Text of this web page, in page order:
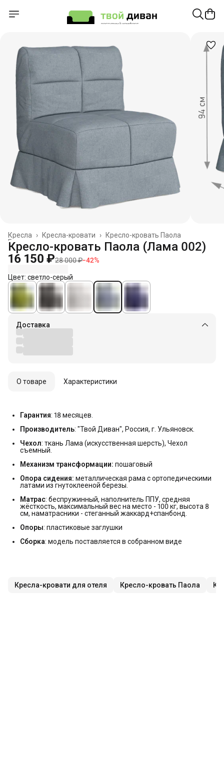
Кресло-кровать Паола
Кресла-кровати ›
Кресла
›
Главная
Кресло-кровать Паола (Лама 002)
16 150 ₽28 000 ₽−42%
Цвет: светло-серый
Доставка
О товаре Характеристики
Гарантия: 18 месяцев.
Производитель: "Твой Диван", Россия, г. Ульяновск.
Чехол: ткань Лама (искусственная шерсть), Чехол
съемный.
Механизм трансформации: пошаговый
Опора сидения: металлическая рама с ортопедическими
латами из гнутоклееной березы.
Матрас: беспружинный, наполнитель ППУ, средняя
жёсткость, максимальный вес на место - 100 кг, высота 8
см, наматрасники - стеганный жаккард+спанбонд.
Опоры: пластиковые заглушки
Сборка: модель поставляется в собранном виде
Кресла-кровати для отеля Кресло-кровать Паола